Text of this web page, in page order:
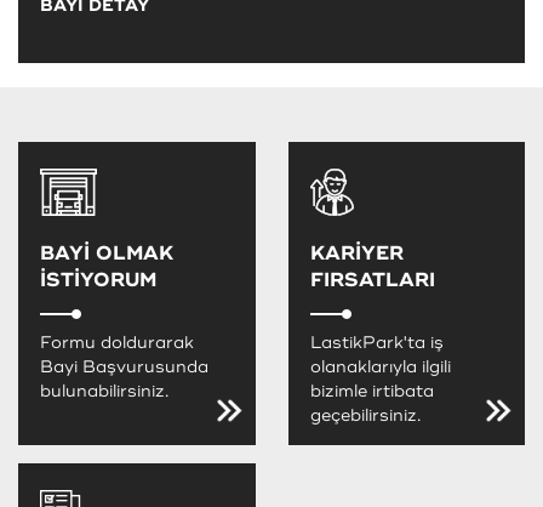
BAYİ DETAY
BAYİ OLMAK
İSTİYORUM
Formu doldurarak
Bayi Başvurusunda
bulunabilirsiniz.
KARİYER
FIRSATLARI
LastikPark'ta iş
olanaklarıyla ilgili
bizimle irtibata
geçebilirsiniz.